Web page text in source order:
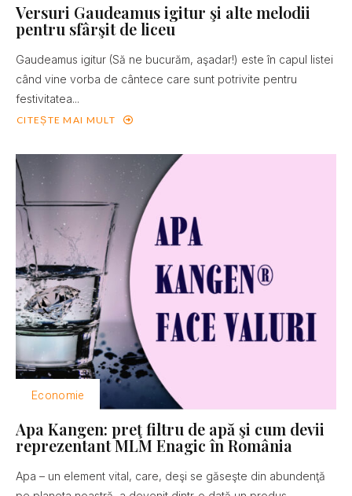
Versuri Gaudeamus igitur şi alte melodii
pentru sfârşit de liceu
Gaudeamus igitur (Să ne bucurăm, aşadar!) este în capul listei
când vine vorba de cântece care sunt potrivite pentru
festivitatea...
CITEȘTE MAI MULT
Economie
Apa Kangen: preţ filtru de apă şi cum devii
reprezentant MLM Enagic în România
Apa – un element vital, care, deşi se găseşte din abundenţă